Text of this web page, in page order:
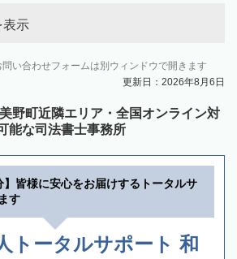
表示
い合わせフォームは別ウィンドウで開きます
更新日：2026年8月6日
野町近隣エリア・全国オンライン対
能な司法書士事務所
】皆様に安心をお届けするトータルサ
す
トータルサポート 和